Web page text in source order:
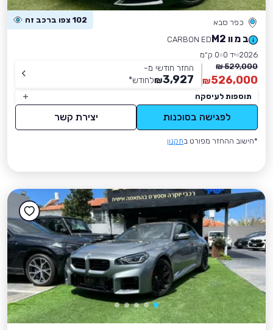
כפר סבא 102 צפו ברכב זה
ב מ וו M2
CARBON ED
2026 יד 0
0 ק״מ
529,000 ₪
526,000
₪
החזר חודשי מ-
3,927
₪לחודש*
תוספות לעיסקה
לפגישה בסוכנות יצירת קשר
*חישוב ההחזר מפורט בתקנון